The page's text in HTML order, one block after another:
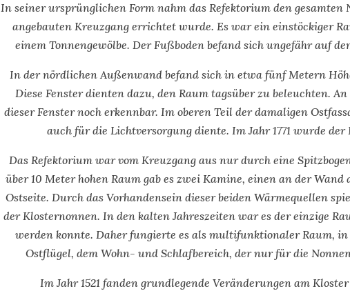
In seiner ursprünglichen Form nahm das Refektorium den
angebauten Kreuzgang errichtet wurde. Es war ein einstöckiger
einem Tonnengewölbe. Der Fußboden befand sich ungefähr auf
In der nördlichen Außenwand befand sich in etwa fünf Metern
Diese Fenster dienten dazu, den Raum tagsüber zu beleuchten.
dieser Fenster noch erkennbar. Im oberen Teil der damaligen
auch für die Lichtversorgung diente. Im Jahr 1771 wurde
Das Refektorium war vom Kreuzgang aus nur durch eine
über 10 Meter hohen Raum gab es zwei Kamine, einen an der
Ostseite. Durch das Vorhandensein dieser beiden Wärmequellen
der Klosternonnen. In den kalten Jahreszeiten war es der einzige
werden konnte. Daher fungierte es als multifunktionaler Raum,
Ostflügel, dem Wohn- und Schlafbereich, der nur für die
Im Jahr 1521 fanden grundlegende Veränderungen am